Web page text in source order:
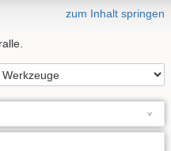
zum Inhalt springen